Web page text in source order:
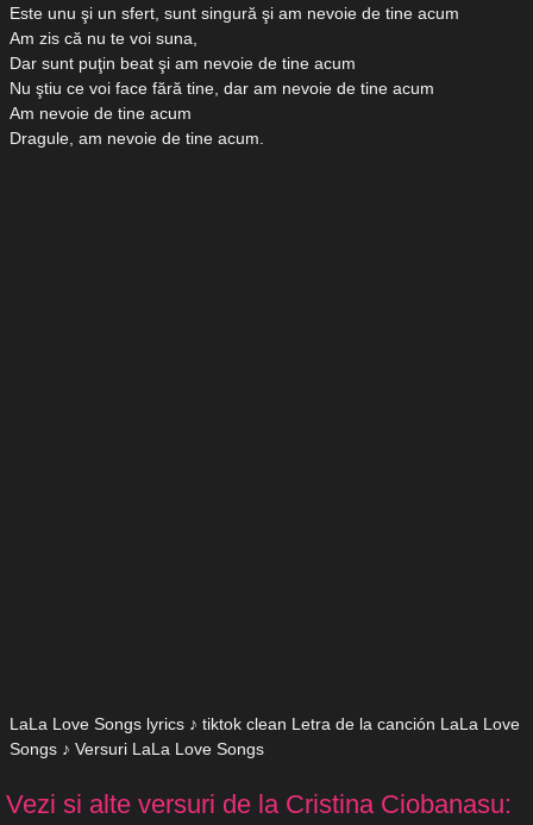
Este unu şi un sfert, sunt singură şi am nevoie de tine acum
Am zis că nu te voi suna,
Dar sunt puţin beat şi am nevoie de tine acum
Nu ştiu ce voi face fără tine, dar am nevoie de tine acum
Am nevoie de tine acum
Dragule, am nevoie de tine acum.
LaLa Love Songs lyrics ♪ tiktok clean Letra de la canción LaLa Love
Songs ♪ Versuri LaLa Love Songs
Vezi si alte versuri de la Cristina Ciobanasu: